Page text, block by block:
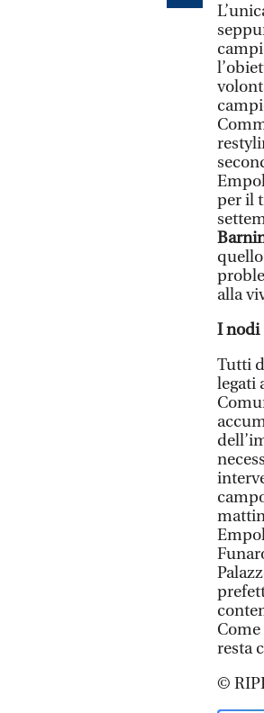
per il
alla
I nodi
Tutti
legati
resta
©